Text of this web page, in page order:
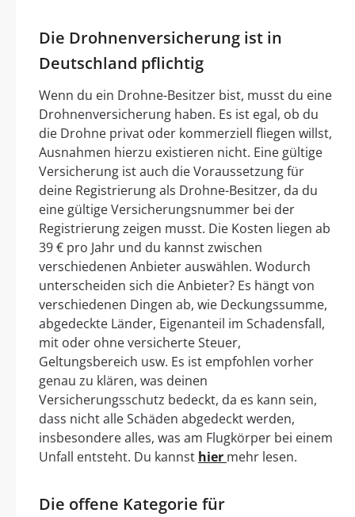
Die Drohnenversicherung ist in
Deutschland pflichtig
Wenn du ein Drohne-Besitzer bist, musst du eine
Drohnenversicherung haben. Es ist egal, ob du
die Drohne privat oder kommerziell fliegen willst,
Ausnahmen hierzu existieren nicht. Eine gültige
Versicherung ist auch die Voraussetzung für
deine Registrierung als Drohne-Besitzer, da du
eine gültige Versicherungsnummer bei der
Registrierung zeigen musst. Die Kosten liegen ab
39 € pro Jahr und du kannst zwischen
verschiedenen Anbieter auswählen. Wodurch
unterscheiden sich die Anbieter? Es hängt von
verschiedenen Dingen ab, wie Deckungssumme,
abgedeckte Länder, Eigenanteil im Schadensfall,
mit oder ohne versicherte Steuer,
Geltungsbereich usw. Es ist empfohlen vorher
genau zu klären, was deinen
Versicherungsschutz bedeckt, da es kann sein,
dass nicht alle Schäden abgedeckt werden,
insbesondere alles, was am Flugkörper bei einem
Unfall entsteht. Du kannst hier mehr lesen.
Die offene Kategorie für